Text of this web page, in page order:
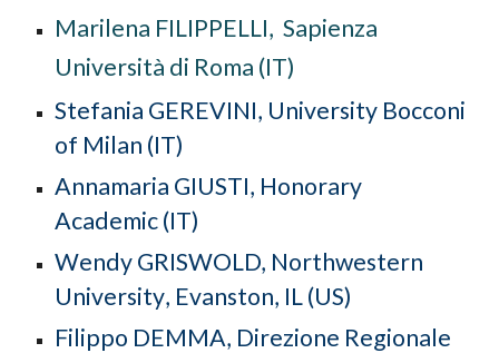
Marilena FILIPPELLI, Sapienza
Università di Roma (IT)
Stefania GEREVINI, University Bocconi
of Milan (IT)
Annamaria GIUSTI, Honorary
Academic (IT)
Wendy GRISWOLD, Northwestern
University, Evanston, IL (US)
Filippo DEMMA, Direzione Regionale